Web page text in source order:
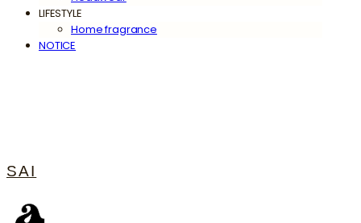
LIFESTYLE
Home fragrance
NOTICE
SAI